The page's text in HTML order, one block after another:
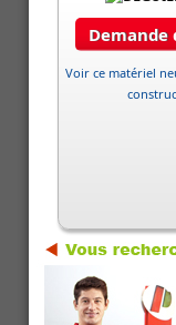
Demande
Voir ce matériel